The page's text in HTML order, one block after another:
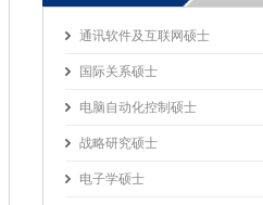
通讯软件及互联网硕士
国际关系硕士
电脑自动化控制硕士
战略研究硕士
电子学硕士